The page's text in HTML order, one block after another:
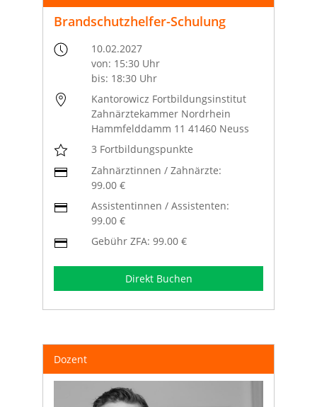
Brandschutzhelfer-Schulung
10.02.2027
von: 15:30 Uhr
bis: 18:30 Uhr
Kantorowicz Fortbildungsinstitut
Zahnärztekammer Nordrhein
Hammfelddamm 11 41460 Neuss
3 Fortbildungspunkte
Zahnärztinnen / Zahnärzte:
99.00 €
Assistentinnen / Assistenten:
99.00 €
Gebühr ZFA: 99.00 €
Direkt Buchen
Dozent